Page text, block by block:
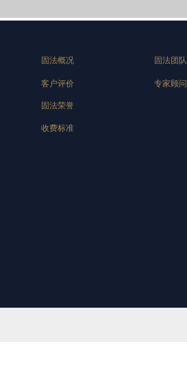
固法荣誉
固法概况
客户评价
收费标准
固法团队
专家顾问